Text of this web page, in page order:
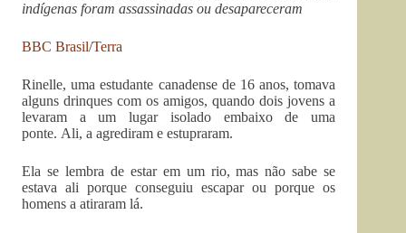
indígenas foram assassinadas ou desapareceram
BBC Brasil/Terra
Rinelle, uma estudante canadense de 16 anos, tomava
alguns drinques com os amigos, quando dois jovens a
levaram a um lugar isolado embaixo de uma
ponte. Ali, a agrediram e estupraram.
Ela se lembra de estar em um rio, mas não sabe se
estava ali porque conseguiu escapar ou porque os
homens a atiraram lá.